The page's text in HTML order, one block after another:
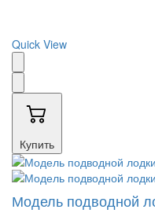
Quick View
Купить
Модель подводной